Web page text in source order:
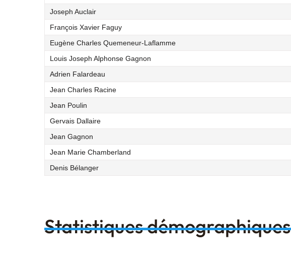
Joseph Auclair
François Xavier Faguy
Eugène Charles Quemeneur-Laflamme
Louis Joseph Alphonse Gagnon
Adrien Falardeau
Jean Charles Racine
Jean Poulin
Gervais Dallaire
Jean Gagnon
Jean Marie Chamberland
Denis Bélanger
Statistiques démographiques